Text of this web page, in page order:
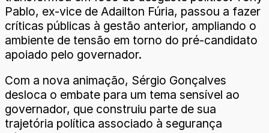
Pablo, ex-vice de Adailton Fúria, passou a fazer
críticas públicas à gestão anterior, ampliando o
ambiente de tensão em torno do pré-candidato
apoiado pelo governador.
Com a nova animação, Sérgio Gonçalves
desloca o embate para um tema sensível ao
governador, que construiu parte de sua
trajetória política associado à segurança